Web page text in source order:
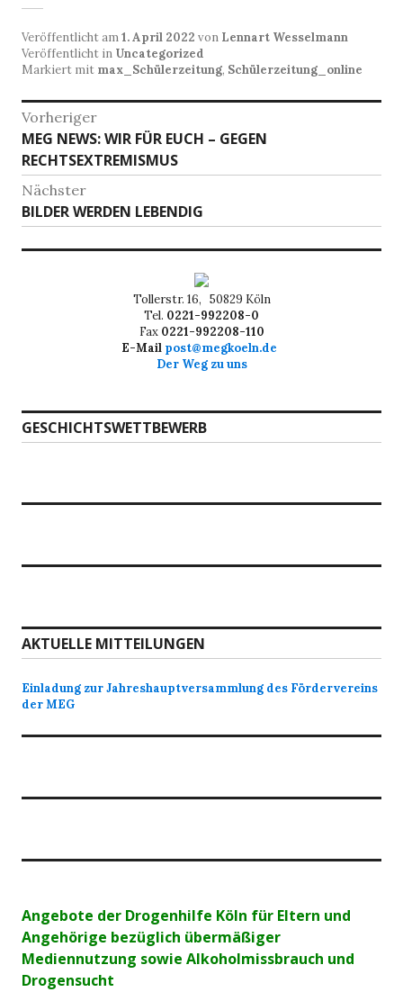
Veröffentlicht am1. April 2022 von Lennart Wesselmann
Veröffentlicht in Uncategorized
Markiert mit max_Schülerzeitung, Schülerzeitung_online
Beitragsnavigation
Vorheriger
Vorheriger
Beitrag:
MEG NEWS: WIR FÜR EUCH – GEGEN
RECHTSEXTREMISMUS
Nächster
Nächster
Beitrag:
BILDER WERDEN LEBENDIG
Tollerstr. 16, 50829 Köln
Tel. 0221-992208-0
Fax 0221-992208-110
E-Mail post@megkoeln.de
Der Weg zu uns
GESCHICHTSWETTBEWERB
AKTUELLE MITTEILUNGEN
Einladung zur Jahreshauptversammlung des Fördervereins
der MEG
Angebote der Drogenhilfe Köln für Eltern und
Angehörige bezüglich übermäßiger
Mediennutzung sowie Alkoholmissbrauch und
Drogensucht